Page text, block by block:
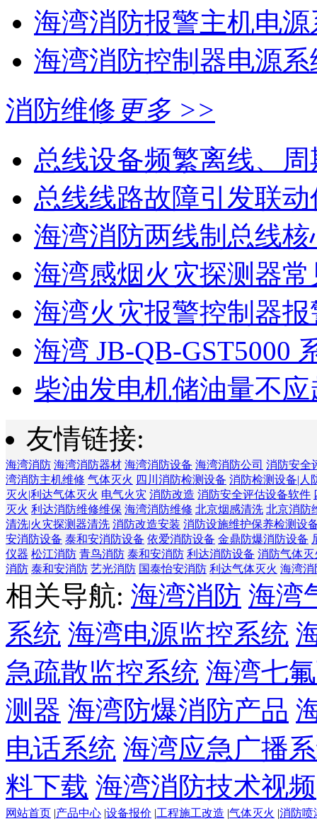
海湾消防报警主机电源
海湾消防控制器电源系
消防维修 更多 >>
总线设备频繁离线、
总线线路故障引发联
海湾消防两线制总线核
海湾感烟火灾探测器常
海湾火灾报警控制器报
海湾 JB-QB-GST5000
柴油发电机储油量不应
友情链接:
海湾消防 海湾消防器材 海湾消防设备 海湾消防公司 消防安全
湾消防主机维修 气体灭火 四川消防检测设备 消防检测设备|人
灭火|利达气体灭火 电气火灾 消防改造 消防安全评估设备软件
灭火 利达消防维修维保 海湾消防维修 北京烟感清洗 北京消防
清洗|火灾探测器清洗 消防改造安装 消防设施维护保养检测设
安消防设备 泰和安消防设备 依爱消防设备 金鼎防爆消防设备
仪器 松江消防 青鸟消防 泰和安消防 利达消防设备 消防气体灭
消防 泰和安消防 艺光消防 国泰怡安消防 利达气体灭火 海湾消
相关导航: 海湾消防 海湾
系统 海湾电源监控系统
急疏散监控系统 海湾七
测器 海湾防爆消防产品
电话系统 海湾应急广播
料下载 海湾消防技术视频
网站首页 |产品中心 |设备报价 |工程施工改造 |气体灭火 |消防喷